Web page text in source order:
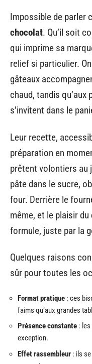
Impossible de parler
chocolat. Qu’il soit
qui imprime sa
relief si particulier.
gâteaux
chaud, tandis
s’invitent dans le
Leur recette,
préparation en
prêtent volontiers au
pâte dans le sucre,
four. Derrière le
même, et le plaisir du
formule, juste par la
Quelques raisons
sûr pour toutes les
Format pratique : ces
faims qu’aux grandes
Présence constante :
exception.
Effet rassembleur : ils